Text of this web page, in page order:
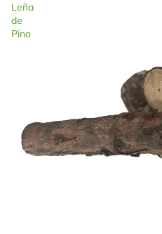
Leña
de
Pino